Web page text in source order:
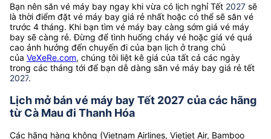
Bạn nên săn vé máy bay ngay khi vừa có lịch nghỉ Tết 2027 sẽ
là thời điểm đặt vé máy bay giá rẻ nhất hoặc có thể sẽ săn vé
trước 4 tháng. Khi bạn tìm vé máy bay càng sớm giá vé máy
bay sẽ càng rẻ. Đừng để tình huống cháy vé hoặc giá vé quá
cao ảnh hưởng đến chuyến đi của bạn lịch ở trang chủ
của VeXeRe.com, chúng tôi liệt kê giá của tất cả các ngày
trong các tháng tới để bạn dễ dàng săn vé máy bay giá rẻ tết
2027.
Lịch mở bán vé máy bay Tết 2027 của các hãng
từ Cà Mau đi Thanh Hóa
Các hãng hàng không (Vietnam Airlines, Vietjet Air, Bamboo